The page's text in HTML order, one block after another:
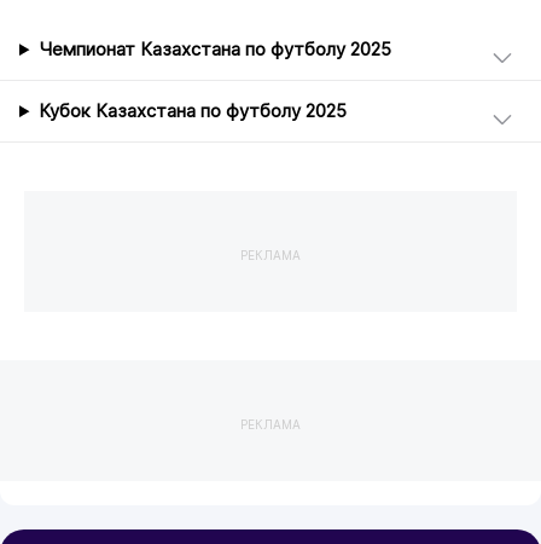
Чемпионат Казахстана по футболу 2025
Кубок Казахстана по футболу 2025
РЕКЛАМА
РЕКЛАМА